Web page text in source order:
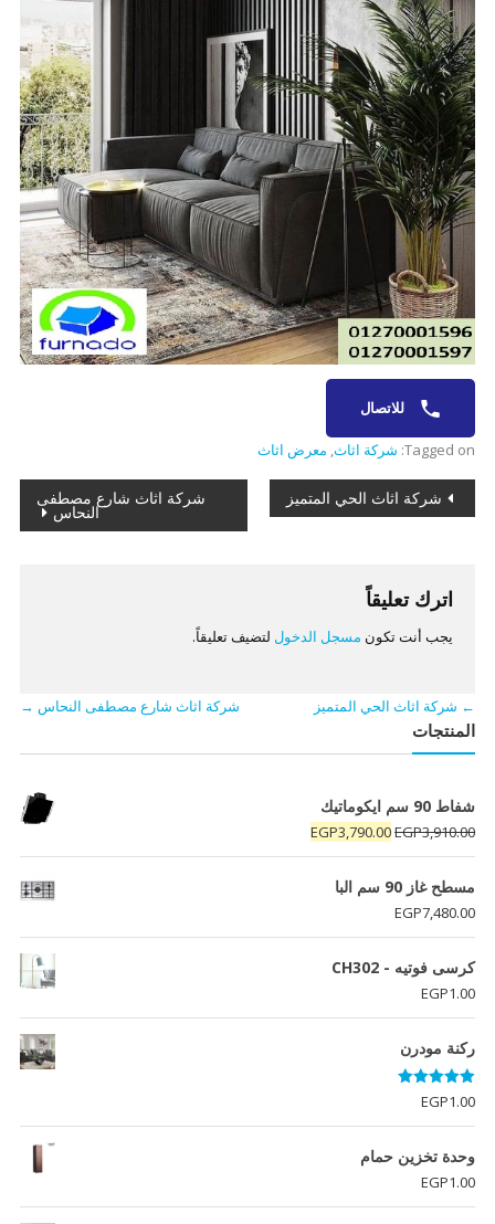
للاتصال
Tagged on: شركة اثاث, معرض اثاث
تصفّح
شركة اثاث الحي المتميز شركة اثاث شارع مصطفى
النحاس
اترك تعليقاً
يجب أنت تكون مسجل الدخول لتضيف تعليقاً.
← شركة اثاث الحي المتميز شركة اثاث شارع مصطفى النحاس →
المنتجات
شفاط 90 سم ايكوماتيك
EGP3,910.00
السعر
الأصلي
هو:
EGP3,790.00
السعر
الحالي
مسطح غاز 90 سم البا
EGP7,480.00
كرسى فوتيه - CH302
EGP1.00
ركنة مودرن
تم التقييم
5.00
من 5
EGP1.00
وحدة تخزين حمام
EGP1.00